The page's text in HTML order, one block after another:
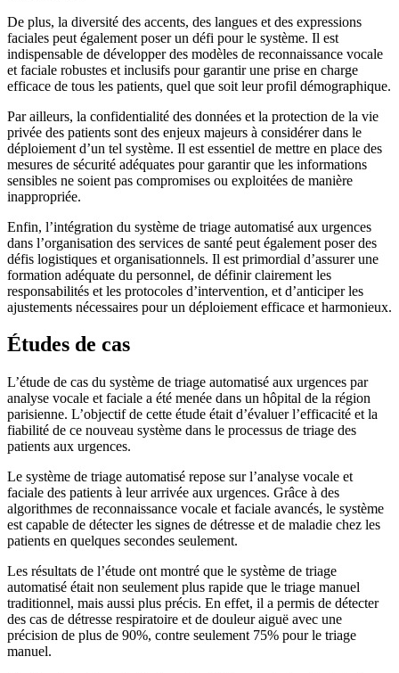
De plus, la diversité des accents, des langues et des expressions
faciales peut également poser un défi pour le système. Il est
indispensable de développer des modèles de reconnaissance vocale
et faciale robustes et inclusifs pour garantir une prise en charge
efficace de tous les patients, quel que soit leur profil démographique.
Par ailleurs, la confidentialité des données et la protection de la vie
privée des patients sont des enjeux majeurs à considérer dans le
déploiement d’un tel système. Il est essentiel de mettre en place des
mesures de sécurité adéquates pour garantir que les informations
sensibles ne soient pas compromises ou exploitées de manière
inappropriée.
Enfin, l’intégration du système de triage automatisé aux urgences
dans l’organisation des services de santé peut également poser des
défis logistiques et organisationnels. Il est primordial d’assurer une
formation adéquate du personnel, de définir clairement les
responsabilités et les protocoles d’intervention, et d’anticiper les
ajustements nécessaires pour un déploiement efficace et harmonieux.
Études de cas
L’étude de cas du système de triage automatisé aux urgences par
analyse vocale et faciale a été menée dans un hôpital de la région
parisienne. L’objectif de cette étude était d’évaluer l’efficacité et la
fiabilité de ce nouveau système dans le processus de triage des
patients aux urgences.
Le système de triage automatisé repose sur l’analyse vocale et
faciale des patients à leur arrivée aux urgences. Grâce à des
algorithmes de reconnaissance vocale et faciale avancés, le système
est capable de détecter les signes de détresse et de maladie chez les
patients en quelques secondes seulement.
Les résultats de l’étude ont montré que le système de triage
automatisé était non seulement plus rapide que le triage manuel
traditionnel, mais aussi plus précis. En effet, il a permis de détecter
des cas de détresse respiratoire et de douleur aiguë avec une
précision de plus de 90%, contre seulement 75% pour le triage
manuel.